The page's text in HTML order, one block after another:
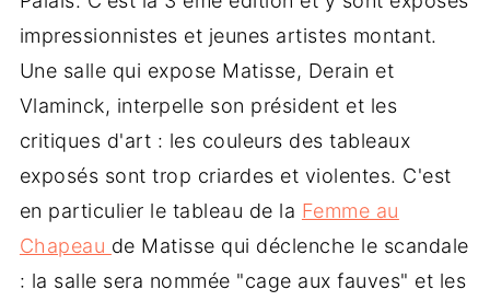
impressionnistes et jeunes artistes montant.
Une salle qui expose Matisse, Derain et
Vlaminck, interpelle son président et les
critiques d'art : les couleurs des tableaux
exposés sont trop criardes et violentes. C'est
en particulier le tableau de la Femme au
Chapeau de Matisse qui déclenche le scandale
: la salle sera nommée "cage aux fauves" et les